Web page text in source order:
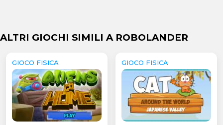
ALTRI GIOCHI SIMILI A ROBOLANDER
GIOCO FISICA GIOCO FISICA